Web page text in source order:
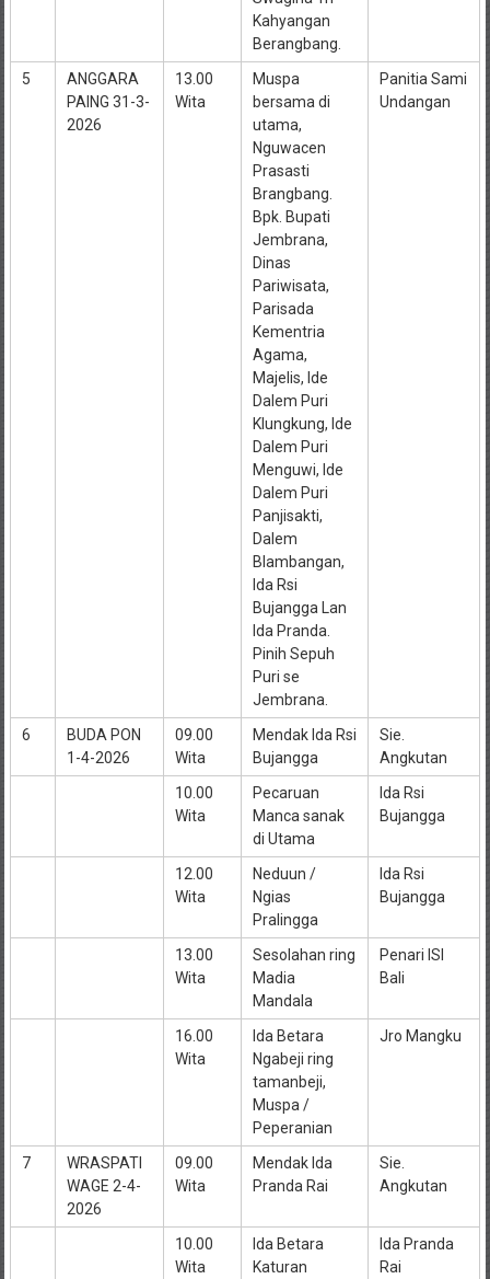
Kahyangan
Berangbang.
5
ANGGARA
PAING 31-3-
2026
13.00
Wita
Muspa
bersama di
utama,
Nguwacen
Prasasti
Brangbang.
Bpk. Bupati
Jembrana,
Dinas
Pariwisata,
Parisada
Kementria
Agama,
Majelis, Ide
Dalem Puri
Klungkung, Ide
Dalem Puri
Menguwi, Ide
Dalem Puri
Panjisakti,
Dalem
Blambangan,
Ida Rsi
Bujangga Lan
Ida Pranda.
Pinih Sepuh
Puri se
Jembrana.
Panitia Sami
Undangan
6
BUDA PON
1-4-2026
09.00
Wita
Mendak Ida Rsi
Bujangga
Sie.
Angkutan
10.00
Wita
Pecaruan
Manca sanak
di Utama
Ida Rsi
Bujangga
12.00
Wita
Neduun /
Ngias
Pralingga
Ida Rsi
Bujangga
13.00
Wita
Sesolahan ring
Madia
Mandala
Penari ISI
Bali
16.00
Wita
Ida Betara
Ngabeji ring
tamanbeji,
Muspa /
Peperanian
Jro Mangku
7
WRASPATI
WAGE 2-4-
2026
09.00
Wita
Mendak Ida
Pranda Rai
Sie.
Angkutan
10.00
Wita
Ida Betara
Katuran
Ida Pranda
Rai